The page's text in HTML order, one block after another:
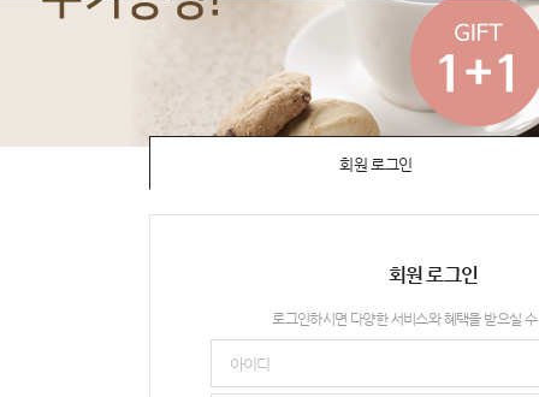
회원 로그인
회원 로그인
로그인하시면 다양한 서비스와 혜택을 받으실